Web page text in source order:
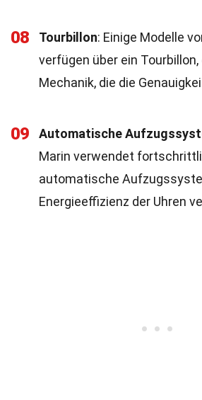
08 Tourbillon: Einige Modelle
verfügen über ein
Mechanik, die die
09 Automatische
Marin verwendet
automatische
Energieeffizienz der Uhren